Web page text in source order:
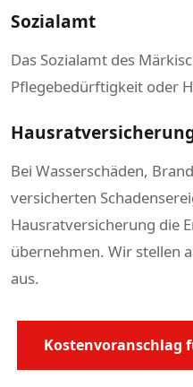
Sozialamt
Das Sozialamt des
Pflegebedürftigkeit oder
Bei Wasserschäden,
versicherten
Hausratversicherung die
übernehmen. Wir stellen
aus.
Kostenvoranschlag